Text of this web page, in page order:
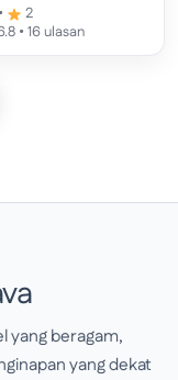
2
• 16 ulasan
yang beragam,
yang dekat